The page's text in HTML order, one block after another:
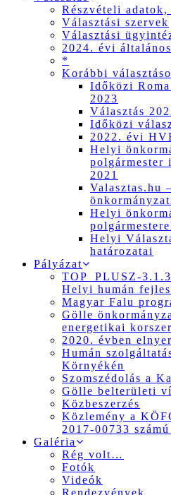
Részvételi adatok,
Választási szervek
Választási
2024. évi
*
Korábbi
Időközi
2023
Választás
Időközi
2022. évi
Helyi
polgármester
2021
Valasztas.hu
Helyi
Helyi
határozatai
Pályázat
TOP_PLUSZ-
Helyi humán
Magyar Falu
Gölle
energetikai
2020. évben
Humán
Környékén
Szomszédolás a
Gölle belterületi
Közbeszerzés
Közlemény a
2017-00733
Galéria
Rég volt…
Fotók
Videók
Rendezvények